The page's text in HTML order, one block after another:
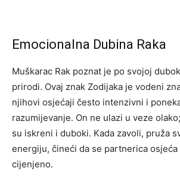
Emocionalna Dubina Raka
Muškarac Rak poznat je po svojoj
prirodi. Ovaj znak Zodijaka je vodeni
njihovi osjećaji često intenzivni i
razumijevanje. On ne ulazi u veze
su iskreni i duboki. Kada zavoli, pruža
energiju, čineći da se partnerica
cijenjeno.